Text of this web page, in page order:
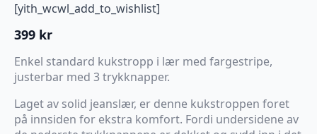
[yith_wcwl_add_to_wishlist]
399 kr
Enkel standard kukstropp i lær med fargestripe,
justerbar med 3 trykknapper.
Laget av solid jeanslær, er denne kukstroppen foret
på innsiden for ekstra komfort. Fordi undersidene av